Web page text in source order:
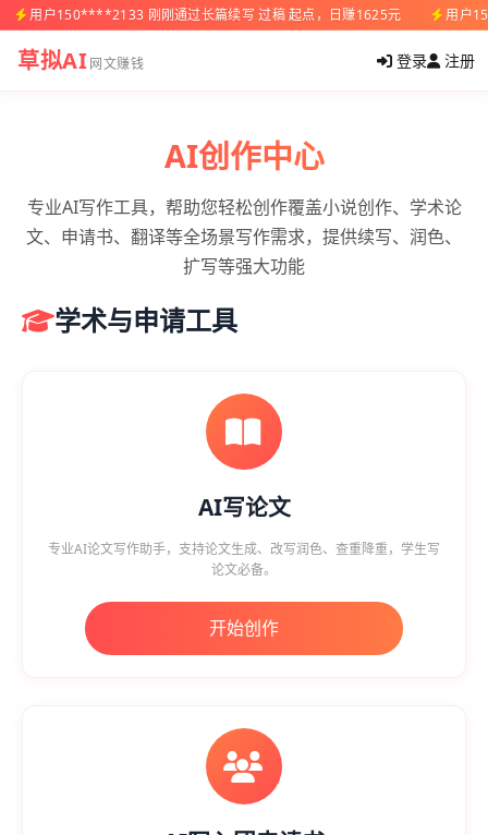
用户150****2133 刚刚通过长篇续写 过稿 起点，日赚1625元 用户
草拟AI网文赚钱 登录 注册
AI创作中心
专业AI写作工具，帮助您轻松创作覆盖小说创作、学术论
文、申请书、翻译等全场景写作需求，提供续写、润色、
扩写等强大功能
学术与申请工具
AI写论文
专业AI论文写作助手，支持论文生成、改写润色、查重降重，学生写
论文必备。
开始创作